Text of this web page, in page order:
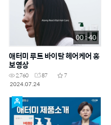
00 : 40
애터미 루트 바이탈 헤어케어 홍
보영상
2,760 87
7
2024.07.24